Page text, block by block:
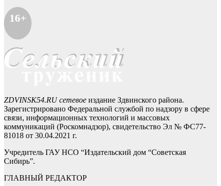
16+
ZDVINSK54.RU сетевое издание Здвинского района.
Зарегистрировано Федеральной службой по надзору в сфере
связи, информационных технологий и массовых
коммуникаций (Роскомнадзор), свидетельство Эл № ФС77-
81018 от 30.04.2021 г.
Учредитель ГАУ НСО “Издательский дом “Советская
Сибирь”.
ГЛАВНЫЙ РЕДАКТОР